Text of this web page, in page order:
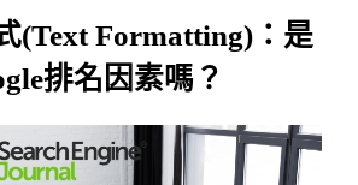
(Text Formatting)：是
排名因素嗎？